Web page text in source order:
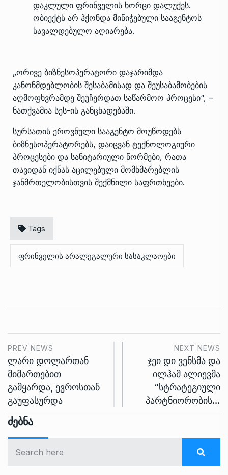
დაკლული ფრინველის ხორცი დალუქეს.
ობიექტს არ ჰქონდა მინიჭებული სააგენტოს
სავალდებულო აღიარება.
„ორივე ბიზნესოპერატორი დაჯარიმდა
კანონმდებლობის შესაბამისად და შეუსაბამობების
აღმოფხვრამდე შეუჩერდათ საწარმოო პროცესი“, –
ნათქვამია სეს-ის განცხადებაში.
სურსათის ეროვნული სააგენტო მოუწოდებს
ბიზნესოპერატორებს, დაიცვან ტექნოლოგიური
პროცესები და სანიტარიული ნორმები, რათა
თავიდან იქნას აცილებული მომხმარებლის
ჯანმრთელობისთვის შექმნილი საფრთხეები.
Tags
ფრინველის არალეგალური სასაკლაოები
PREV NEWS
ლარი დოლართან
მიმართებით
გამყარდა, ევროსთან
გაუფასურდა
NEXT NEWS
ჯეი დი ვენსმა და
ილჰამ ალიევმა
“სტრატეგიული
პარტნიორობის…
Ძებნა